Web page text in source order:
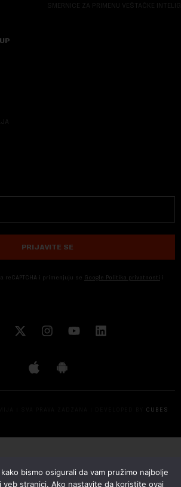
SMERNICE ZA PRIMENU VEŠTAČKE
PRIJAVITE SE
i primenjuju se Google Politika privatnosti i
CUBES
bismo osigurali da vam pružimo najbolje
veb stranici. Ako nastavite da koristite ovaj